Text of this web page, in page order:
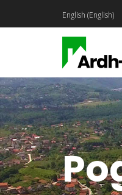
English (English)